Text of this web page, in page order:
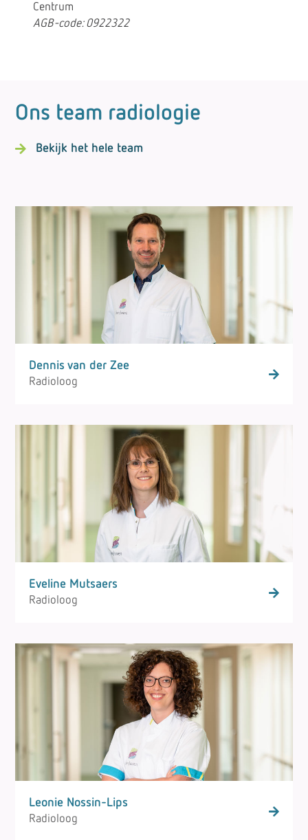
Centrum
AGB-code: 0922322
Ons team radiologie
Bekijk het hele team
Dennis van der Zee
Radioloog
Eveline Mutsaers
Radioloog
Leonie Nossin-Lips
Radioloog